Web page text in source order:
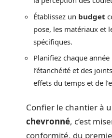
Établissez un budget
pose, les matériaux et
spécifiques.
Planifiez chaque
l’étanchéité et des
effets du temps et de
Confier le chantier à
chevronné, c’est
conformité, du